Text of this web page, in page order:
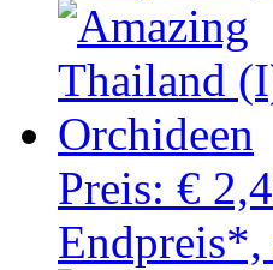
Preis: €
Endpreis*,